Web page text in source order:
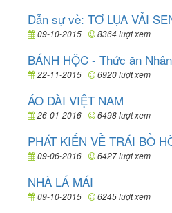
Dẫn sự về: TƠ LỤA VẢI
09-10-2015 8364 lượt xem
BÁNH HỘC - Thức ăn
22-11-2015 6920 lượt xem
ÁO DÀI VIỆT NAM
26-01-2016 6498 lượt xem
PHÁT KIẾN VỀ TRÁI BỒ
09-06-2016 6427 lượt xem
NHÀ LÁ MÁI
09-10-2015 6245 lượt xem